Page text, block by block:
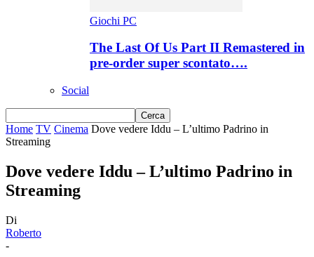
Giochi PC
The Last Of Us Part II Remastered in
pre-order super scontato….
Social
Home TV Cinema Dove vedere Iddu – L’ultimo Padrino in
Streaming
Dove vedere Iddu – L’ultimo Padrino in
Streaming
Di
Roberto
-